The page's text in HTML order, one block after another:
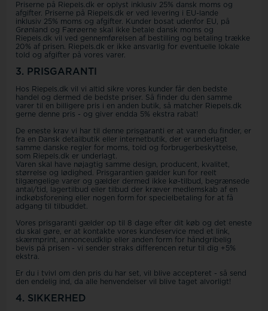
Priserne på Riepels.dk er oplyst inklusiv 25% dansk moms og
afgifter. Priserne på Riepels.dk er ved levering i EU-lande
inklusiv 25% moms og afgifter. Kunder bosat udenfor EU, på
Grønland og Færøerne skal ikke betale dansk moms og
Riepels.dk vil ved gennemførelsen af bestilling og betaling trække
20% af prisen. Riepels.dk er ikke ansvarlig for eventuelle lokale
told og afgifter på vores varer.
3. PRISGARANTI
Hos Riepels.dk vil vi altid sikre vores kunder får den bedste
handel og dermed de bedste priser. Så finder du den samme
varer til en billigere pris i en anden butik, så matcher Riepels.dk
gerne denne pris - og giver endda 5% ekstra rabat!
De eneste krav vi har til denne prisgaranti er at varen du finder, er
fra en Dansk detailbutik eller internetbutik, der er underlagt
samme danske regler for moms, told og forbrugerbeskyttelse,
som Riepels.dk er underlagt.
Varen skal have nøjagtig samme design, producent, kvalitet,
størrelse og lødighed. Prisgarantien gælder kun for reelt
tilgængelige varer og gælder dermed ikke kø-tilbud, begrænsede
antal/tid, lagertilbud eller tilbud der kræver medlemskab af en
indkøbsforening eller nogen form for specielbetaling for at få
adgang til tilbuddet.
Vores prisgaranti gælder op til 8 dage efter dit køb og det eneste
du skal gøre, er at kontakte vores kundeservice med et link,
skærmprint, annonceudklip eller anden form for håndgribelig
bevis på prisen - vi sender straks differencen retur til dig +5%
ekstra.
Er du i tvivl om den pris du har set, vil blive accepteret - så send
den endelig ind, da alle henvendelser vil blive taget alvorligt!
4. SIKKERHED